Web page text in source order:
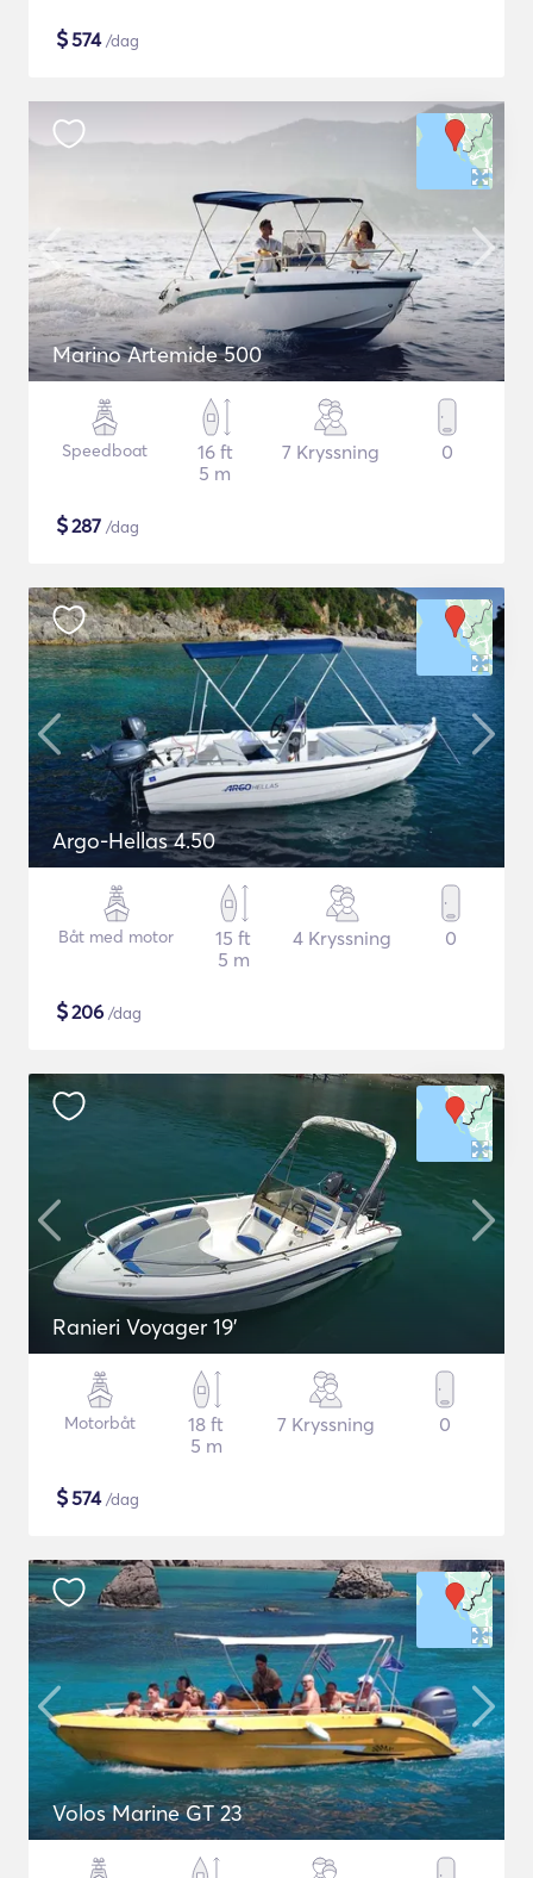
$574/dag
Marino Artemide 500
Speedboat
16 ft
5 m
7 Kryssning 0
$287 /dag
Argo-Hellas 4.50
Båt med motor
15 ft
5 m
4 Kryssning 0
$206 /dag
Ranieri Voyager 19'
Motorbåt
18 ft
5 m
7 Kryssning 0
$574/dag
Volos Marine GT 23